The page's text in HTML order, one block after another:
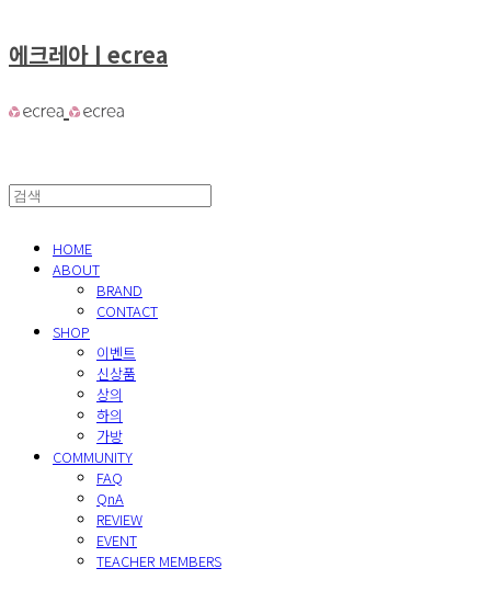
에크레아ㅣecrea
HOME
ABOUT
BRAND
CONTACT
SHOP
이벤트
신상품
상의
하의
가방
COMMUNITY
FAQ
QnA
REVIEW
EVENT
TEACHER MEMBERS